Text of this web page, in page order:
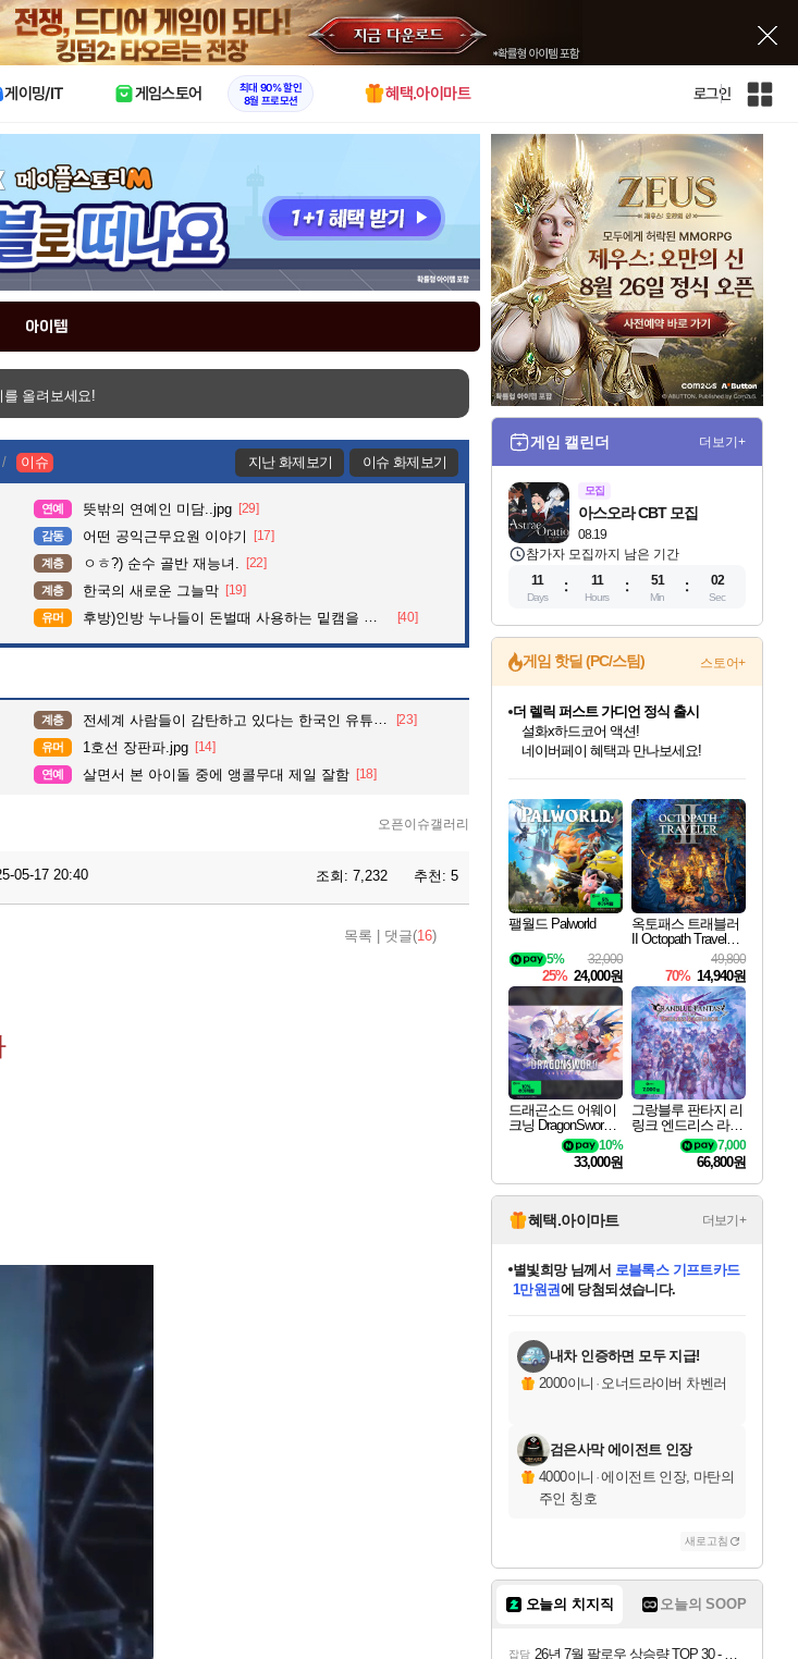
X
게이밍/IT 게임스토어
최대 90% 할인
8월 프로모션
혜택.아이마트 로그인
인
체
사
아이템
올려보세요!
이슈 지난 화제보기 이슈 화제보기
연예 뜻밖의 연예인 미담..jpg [29]
감동 어떤 공익근무요원 이야기 [17]
계층 ㅇㅎ?) 순수 골반 재능녀. [22]
계층 한국의 새로운 그늘막 [19]
유머 후방)인방 누나들이 돈벌때 사용하는 밑캠을 알아보자 [40]
계층 전세계 사람들이 감탄하고 있다는 한국인 유튜브 계정. [23]
유머 1호선 장판파.jpg [14]
연예 살면서 본 아이돌 중에 앵콜무대 제일 잘함 [18]
오픈이슈갤러리
05-17 20:40 조회: 7,232 추천: 5
목록 댓글(16)
게임 캘린더 더보기+
모집
08.19
아스오라 CBT 모집
참가자 모집까지 남은 기간
11
Days
11
Hours
51
Min
00
Sec
게임 핫딜 (PC/스팀) 스토어+
최대 90% 할인가를 만나보세요!
네이버혜택과 함께 만나보세요!
50%할인&추가 적립까지!
네이버 포인트 혜택까지!
이니&베니 혜택까지!
네이버 혜택가와 함께 예약하세요!
할인&네이버혜택으로 만나보세요!
네이버페이 혜택과 만나보세요!
베데스다 40주년 기념 할인 중!
베데스다의 명작들을
40주년 프로모션으로 만나보세요!
할인가에 만나보세요!
일부 에디션 상시 할인!
혜택으로 예약 판매 중
편안하게 충전하세요
팰월드 Palworld
32,000
5%
25% 24,000원
옥토패스 트래블러
II Octopath Traveler I
49,800
70% 14,940원
드래곤소드 어웨이
크닝 DragonSword A
10%
33,000원
그랑블루 판타지 리
링크 엔드리스 라그
나로크 Granblue Fa
ntasy Relink Endless
7,000
66,800원
혜택.아이마트 더보기+
교환.
당첨되셨습니다.
당첨되셨습니다.
당첨되셨습니다.
별빛희망님께서 로블록스 기프트카드
1만원권에 당첨되셨습니다.
당첨되셨습니다.
당첨되셨습니다.
당첨되셨습니다.
당첨되셨습니다.
에디션 (스팀코드)를 교환.
당첨되셨습니다.
내차 인증하면 모두 지급!
2000이니 · 오너드라이버 차벤러
검은사막 에이전트 인장
4000이니 ·에이전트 인장, 마탄의
주인 칭호
새로고침
오늘의 치지직 오늘의 SOOP
잡담 26년 7월 팔로우 상승량 TOP 30 - 월간 치지직